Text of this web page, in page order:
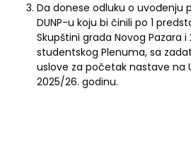
Da donese odluku o uvođenju
DUNP-u koju bi činili po 1
Skupštini grada Novog Pazara
studentskog Plenuma, sa
uslove za početak nastave na
2025/26. godinu.